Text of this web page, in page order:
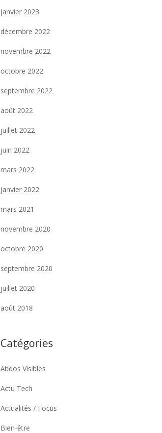
janvier 2023
décembre 2022
novembre 2022
octobre 2022
septembre 2022
août 2022
juillet 2022
juin 2022
mars 2022
janvier 2022
mars 2021
novembre 2020
octobre 2020
septembre 2020
juillet 2020
août 2018
Catégories
Abdos Visibles
Actu Tech
Actualités / Focus
Bien-être